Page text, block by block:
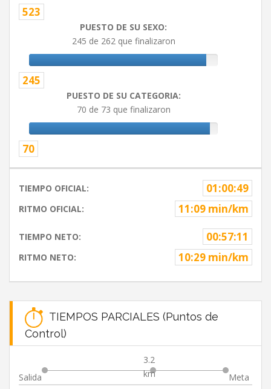
523
PUESTO DE SU SEXO:
245 de 262 que finalizaron
245
PUESTO DE SU CATEGORIA:
70 de 73 que finalizaron
70
TIEMPO OFICIAL: 01:00:49
RITMO OFICIAL: 11:09 min/km
TIEMPO NETO: 00:57:11
RITMO NETO: 10:29 min/km
TIEMPOS PARCIALES (Puntos de
Control)
Salida
3.2
km
Meta